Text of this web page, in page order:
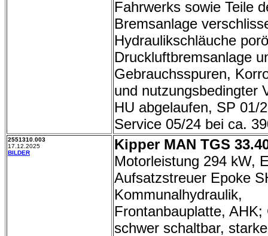
Fahrwerks sowie Teile
Bremsanlage
Hydraulikschläuche
Druckluftbremsanlage
Gebrauchsspuren,
und nutzungsbedingter
HU abgelaufen, SP 01/
Service 05/24 bei ca.
2551310.003
17.12.2025
BILDER
Kipper MAN TGS
Motorleistung 294 kW,
Aufsatzstreuer Epoke
Kommunalhydraulik,
Frontanbauplatte, AHK;
schwer schaltbar, starke